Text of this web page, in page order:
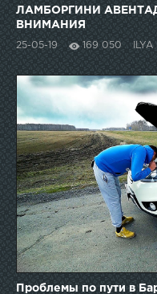
ЛАМБОРГИНИ
ВНИМАНИЯ
25-05-19 169 050
Проблемы по пути в